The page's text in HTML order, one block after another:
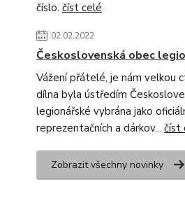
číslo. číst celé
02.02.2022
Československá obec
Vážení přátelé, je nám velkou
dílna byla ústředím
legionářské vybrána jako
reprezentačních a dárkov... číst
Zobrazit všechny novinky